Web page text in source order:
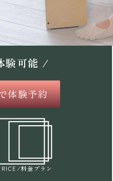
験可能 /
体験予約
/料金プラン